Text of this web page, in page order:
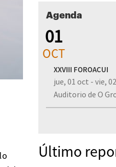
Agenda
01
OCT
XXVIII FOROACUI
jue, 01 oct - vie,
Auditorio de O
Último